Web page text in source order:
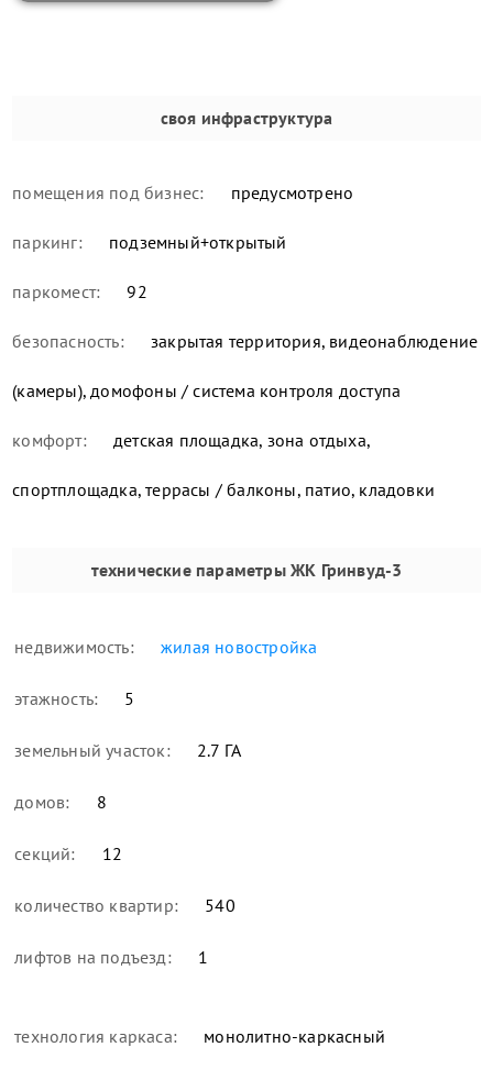
своя инфраструктура
помещения под бизнес: предусмотрено
паркинг: подземный+открытый
паркомест: 92
безопасность: закрытая территория, видеонаблюдение
(камеры), домофоны / система контроля доступа
комфорт: детская площадка, зона отдыха,
спортплощадка, террасы / балконы, патио, кладовки
технические параметрыЖК Гринвуд-3
недвижимость: жилая новостройка
этажность: 5
земельный участок: 2.7 ГА
домов: 8
секций: 12
количество квартир: 540
лифтов на подъезд: 1
технология каркаса: монолитно-каркасный